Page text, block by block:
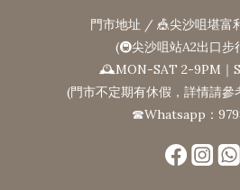
門市地址 / 🎪尖沙咀堪富
(🚇尖沙咀站A2出口步
🕰MON-SAT 2-9PM｜
(門市不定期有休假，詳情請
☎Whatsapp：